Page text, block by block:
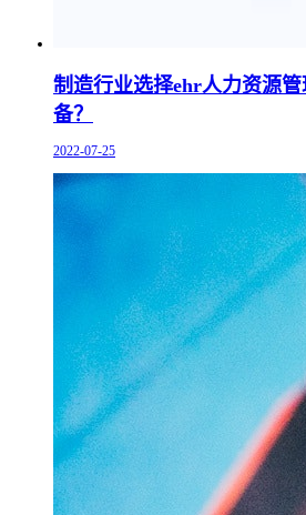
制造行业选择ehr人力资源
备？
2022-07-25